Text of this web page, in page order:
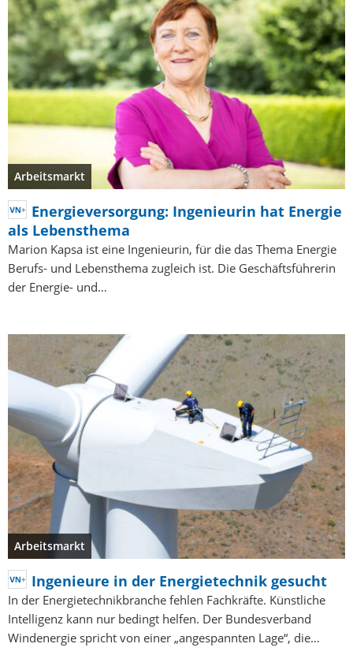
Arbeitsmarkt
Energieversorgung: Ingenieurin hat Energie
als Lebensthema
Marion Kapsa ist eine Ingenieurin, für die das Thema Energie
Berufs- und Lebensthema zugleich ist. Die Geschäftsführerin
der Energie- und…
Arbeitsmarkt
Ingenieure in der Energietechnik gesucht
In der Energietechnikbranche fehlen Fachkräfte. Künstliche
Intelligenz kann nur bedingt helfen. Der Bundesverband
Windenergie spricht von einer „angespannten Lage“, die…